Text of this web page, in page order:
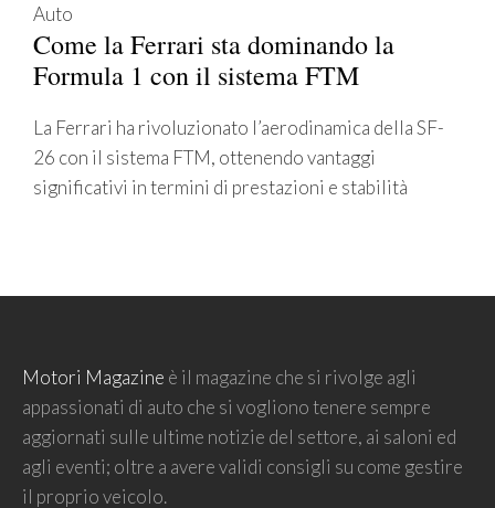
Auto
Come la Ferrari sta dominando la
Formula 1 con il sistema FTM
La Ferrari ha rivoluzionato l’aerodinamica della SF-
26 con il sistema FTM, ottenendo vantaggi
significativi in termini di prestazioni e stabilità
Motori Magazine è il magazine che si rivolge agli
appassionati di auto che si vogliono tenere sempre
aggiornati sulle ultime notizie del settore, ai saloni ed
agli eventi; oltre a avere validi consigli su come gestire
il proprio veicolo.